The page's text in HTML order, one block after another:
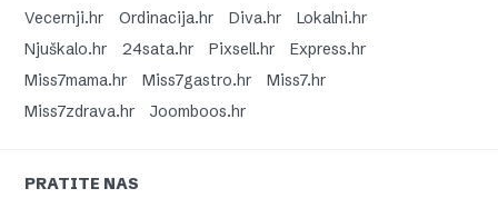
Vecernji.hr
Ordinacija.hr Diva.hr
Lokalni.hr
Njuškalo.hr
24sata.hr Pixsell.hr
Express.hr
Miss7mama.hr
Miss7gastro.hr
Miss7.hr
Miss7zdrava.hr
Joomboos.hr
PRATITE NAS